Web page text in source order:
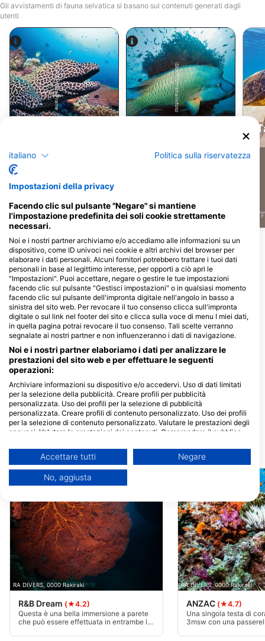
Gli avvistamenti di fauna selvatica si basano sui contenuti generati dagli
utenti
Alamy-WaterFrame
Avvistamenti
J F M A M J J A S O N D
iStock/ultramarinfoto
5 Avvistamenti
J F M A M J J A S O N D F
Mostra altri animali
Centri d'immersione che riforniscono
questo sito d'immersione
RA DIVERS
Volivoli Circular Road, 0000
Rakiraki, Fiji
Siti d’immersione nelle vicinanze
RA DIVERS, 0000 Rakiraki
R&B Dream (★4.2)
Questa è una bella immersione a parete
che può essere effettuata in entrambe le
inizia a 2msw e scende fino a 24msw e
RA DIVERS, 0000 Rakiraki
ANZAC (★4.7)
Una singola testa di
3msw con una
oltre 30msw. Questo
italiano Politica sulla riservatezza
Impostazioni della privacy
Facendo clic sul pulsante "Negare" si mantiene
l'impostazione predefinita dei soli cookie strettamente
necessari.
Noi e i nostri partner archiviamo e/o accediamo alle informazioni su un
dispositivo, come ID univoci nei cookie e altri archivi del browser per
elaborare i dati personali. Alcuni fornitori potrebbero trattare i tuoi dati
personali in base al legittimo interesse, per opporti a ciò apri le
"Impostazioni". Puoi accettare, negare o gestire le tue impostazioni
facendo clic sul pulsante "Gestisci impostazioni" o in qualsiasi momento
facendo clic sul pulsante dell'impronta digitale nell'angolo in basso a
sinistra del sito web. Per revocare il tuo consenso clicca sull'impronta
digitale o sul link nel footer del sito e clicca sulla voce di menu I miei dati,
in quella pagina potrai revocare il tuo consenso. Tali scelte verranno
segnalate ai nostri partner e non influenzeranno i dati di navigazione.
Noi e i nostri partner elaboriamo i dati per analizzare le
prestazioni del sito web e per effettuare le seguenti
operazioni:
Archiviare informazioni su dispositivo e/o accedervi. Uso di dati limitati
per la selezione della pubblicità. Creare profili per pubblicità
personalizzata. Uso dei profili per la selezione di pubblicità
personalizzata. Creare profili di contenuto personalizzato. Uso dei profili
per la selezione di contenuto personalizzato. Valutare le prestazioni degli
annunci. Valutare le prestazioni dei contenuti. Comprendere il pubblico
diverse. Sviluppare e migliorare i servizi. Uso di dati limitati per la
selezione dei contenuti.
È possibile trovare ulteriori informazioni sull'utilizzo dei dati da parte di
Google qui: https://business.safety.google/privacy/
negli Stati Uniti.
Il tuo consenso e la cookie policy si applicano esclusivamente a questo
sito web/app.
Visualizza l'elenco dei partner (1 Venditori IAB)
Utilizziamo i tuoi dati per i seguenti scopi:
Finalità del trattamento IAB:
Archiviare informazioni su dispositivo e/o
Utilizzare dati limitati per la selezione della
Accettare tutti Negare
No, aggiusta